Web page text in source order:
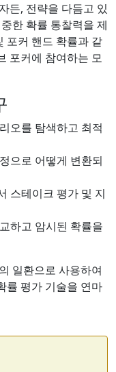
든, 전략을 다듬고 있
한 확률 통찰력을 제
포커 핸드 확률과 같
포커에 참여하는 모
오를 탐색하고 최적
으로 어떻게 변환되
스테이크 평가 및 지
하고 암시된 확률을
일환으로 사용하여
률 평가 기술을 연마